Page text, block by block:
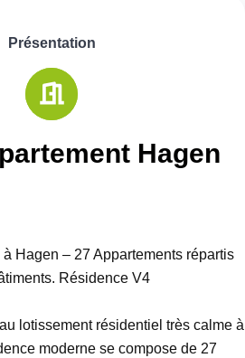
Présentation
Hagen
Hagen – 27 Appartements répartis
Résidence V4
lotissement résidentiel très calme à
moderne se compose de 27